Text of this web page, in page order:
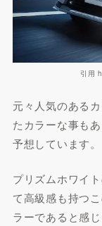
引用
元々人気のある
たカラーな事も
予想しています。
プリズムホワイ
て高級感も持つ
ラーであると感じ